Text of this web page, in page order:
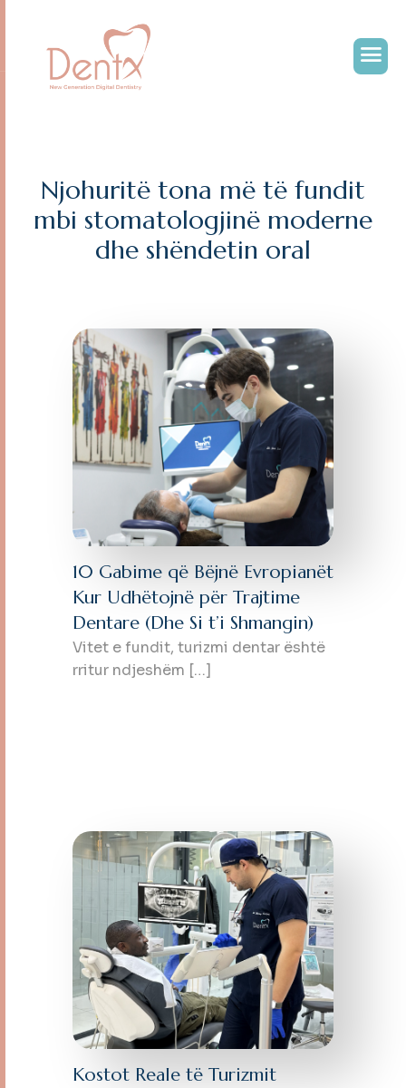
Njohuritë tona më të fundit
mbi stomatologjinë moderne
dhe shëndetin oral
10 Gabime që Bëjnë Evropianët
Kur Udhëtojnë për Trajtime
Dentare (Dhe Si t’i Shmangin)
Vitet e fundit, turizmi dentar është
rritur ndjeshëm […]
Kostot Reale të Turizmit